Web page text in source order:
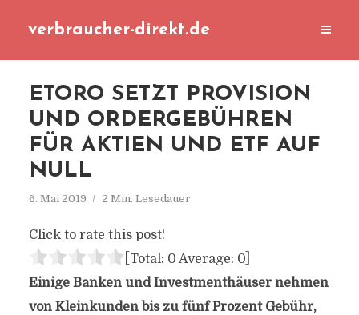
verbraucher-direkt.de
ETORO SETZT PROVISION
UND ORDERGEBÜHREN
FÜR AKTIEN UND ETF AUF
NULL
6. Mai 2019 2 Min. Lesedauer
Click to rate this post!
[Total: 0 Average: 0]
Einige Banken und Investmenthäuser nehmen
von Kleinkunden bis zu fünf Prozent Gebühr,